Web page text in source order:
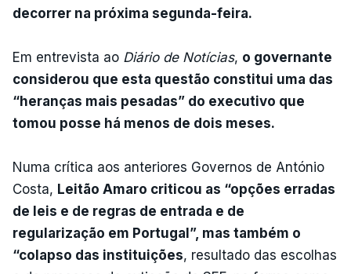
decorrer na próxima segunda-feira.
Em entrevista ao Diário de Notícias, o governante
considerou que esta questão constitui uma das
“heranças mais pesadas” do executivo que
tomou posse há menos de dois meses.
Numa crítica aos anteriores Governos de António
Costa, Leitão Amaro criticou as “opções erradas
de leis e de regras de entrada e de
regularização em Portugal”, mas também o
“colapso das instituições, resultado das escolhas